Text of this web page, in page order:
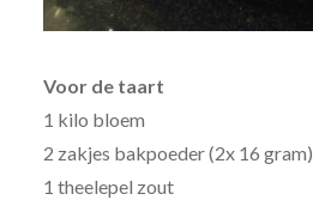
Voor de taart
1 kilo bloem
2 zakjes bakpoeder (2x 16 gram)
1 theelepel zout